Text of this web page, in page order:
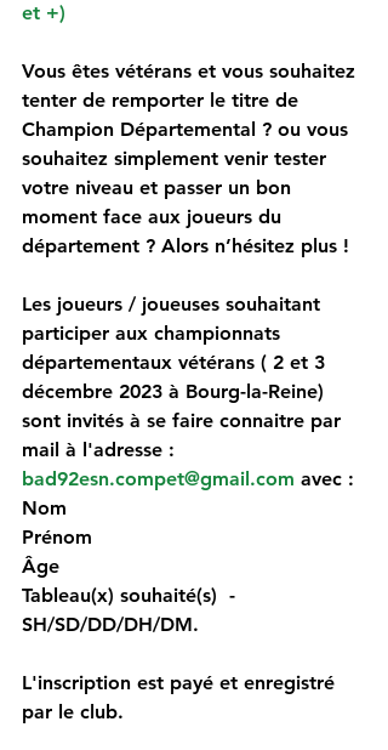
et +)
Vous êtes vétérans et vous souhaitez
tenter de remporter le titre de
Champion Départemental ? ou vous
souhaitez simplement venir tester
votre niveau et passer un bon
moment face aux joueurs du
département ? Alors n’hésitez plus !
Les joueurs / joueuses souhaitant
participer aux championnats
départementaux vétérans ( 2 et 3
décembre 2023 à Bourg-la-Reine)
sont invités à se faire connaitre par
mail à l'adresse :
bad92esn.compet@gmail.com avec :
Nom
Prénom
Âge
Tableau(x) souhaité(s)  -
SH/SD/DD/DH/DM.
L'inscription est payé et enregistré
par le club.